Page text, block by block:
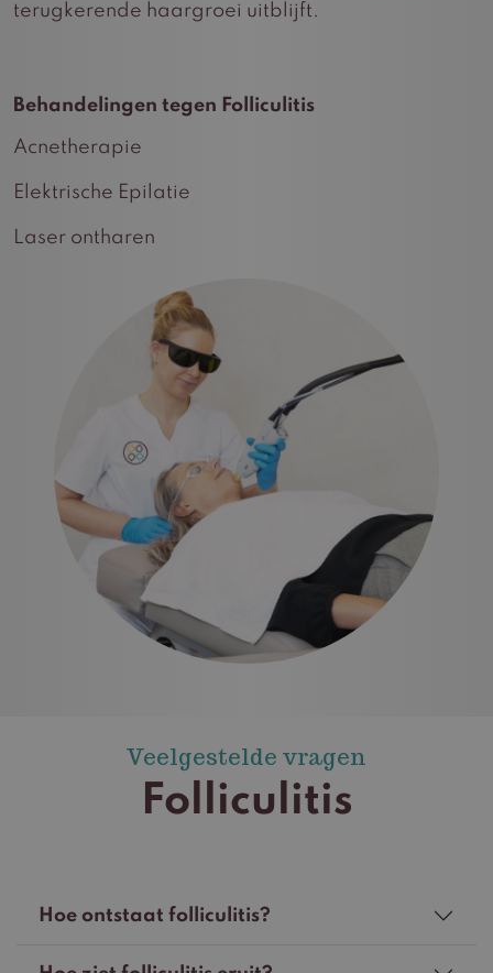
terugkerende haargroei uitblijft.
Behandelingen tegen Folliculitis
Acnetherapie
Elektrische Epilatie
Laser ontharen
Veelgestelde vragen
Folliculitis
Hoe ontstaat folliculitis?